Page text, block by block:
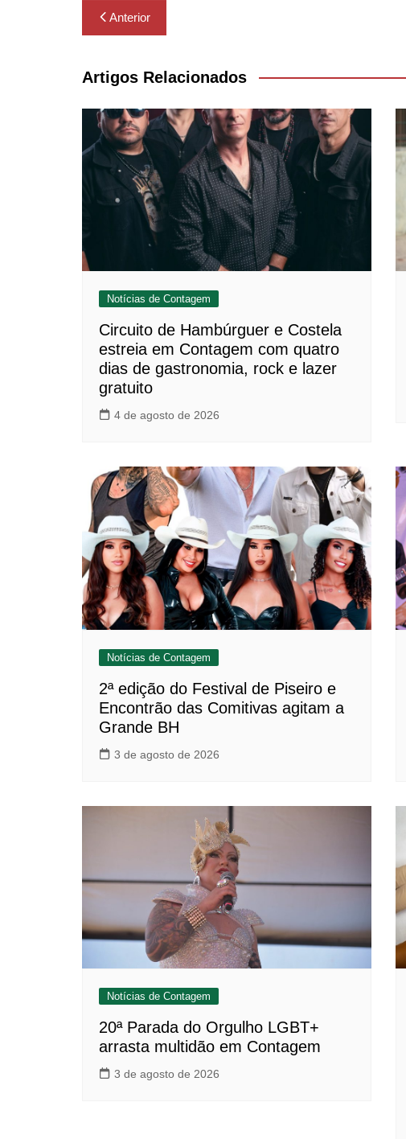
Navegação
de
Post
Anterior
Artigos Relacionados
Notícias de Contagem
Circuito de Hambúrguer e Costela
estreia em Contagem com quatro
dias de gastronomia, rock e lazer
gratuito
4 de agosto de 2026
Notícias de Contagem
2ª edição do Festival de Piseiro e
Encontrão das Comitivas agitam a
Grande BH
3 de agosto de 2026
Notícias de Contagem
20ª Parada do Orgulho LGBT+
arrasta multidão em Contagem
3 de agosto de 2026